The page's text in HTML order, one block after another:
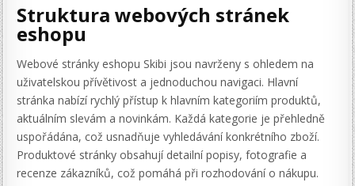
Struktura webových stránek
eshopu
Webové stránky eshopu Skibi jsou navrženy s ohledem na
uživatelskou přívětivost a jednoduchou navigaci. Hlavní
stránka nabízí rychlý přístup k hlavním kategoriím produktů,
aktuálním slevám a novinkám. Každá kategorie je přehledně
uspořádána, což usnadňuje vyhledávání konkrétního zboží.
Produktové stránky obsahují detailní popisy, fotografie a
recenze zákazníků, což pomáhá při rozhodování o nákupu.